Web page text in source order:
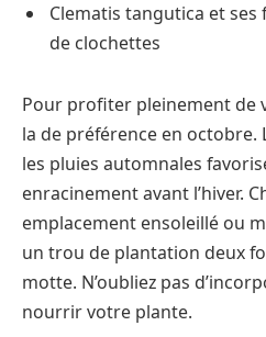
Clematis tangutica et
de clochettes
Pour profiter pleinement de
la de préférence en octobre.
les pluies automnales
enracinement avant l’hiver.
emplacement ensoleillé ou
un trou de plantation deux
motte. N’oubliez pas
nourrir votre plante.